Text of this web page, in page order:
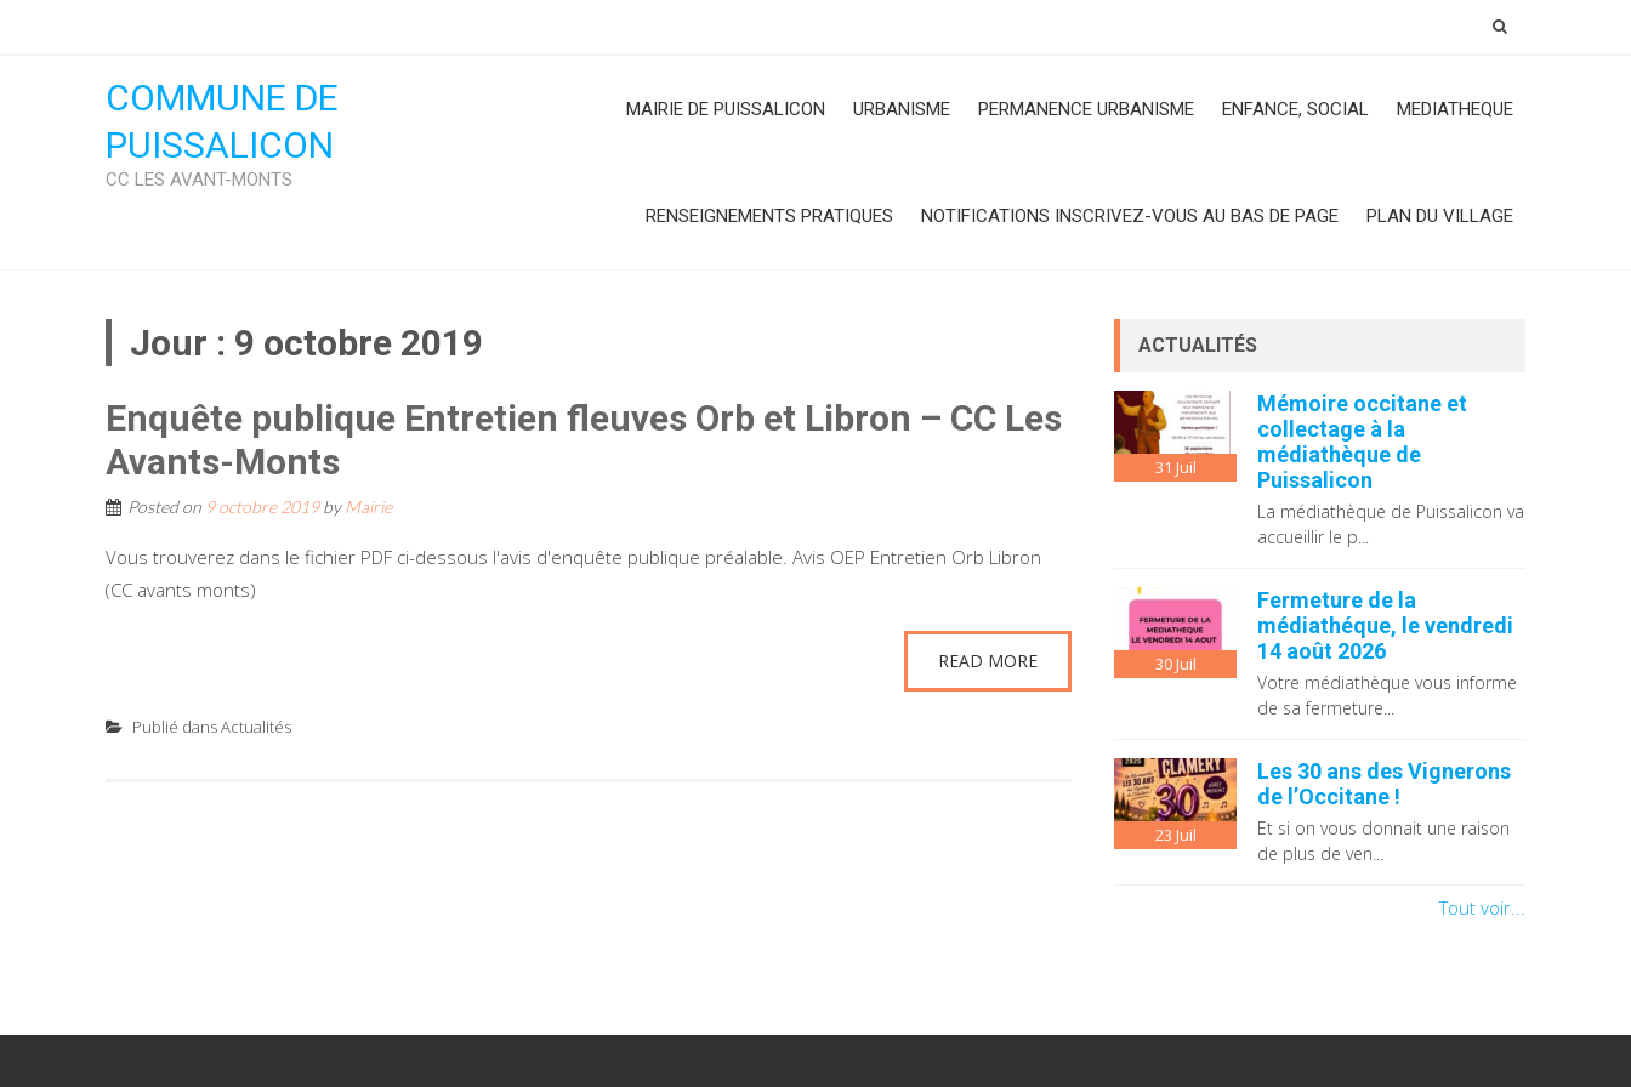
COMMUNE DE
PUISSALICON
CC LES AVANT-MONTS
MAIRIE DE PUISSALICON URBANISME PERMANENCE URBANISME ENFANCE, SOCIAL MEDIATHEQUE
RENSEIGNEMENTS PRATIQUES NOTIFICATIONS INSCRIVEZ-VOUS AU BAS DE PAGE PLAN DU VILLAGE
Jour : 9 octobre 2019
Enquête publique Entretien fleuves Orb et Libron – CC Les
Avants-Monts
Posted on 9 octobre 2019byMairie
Vous trouverez dans le fichier PDF ci-dessous l'avis d'enquête publique préalable. Avis OEP Entretien Orb Libron
(CC avants monts)
READ MORE
Publié dansActualités
ACTUALITÉS
31 Juil
Mémoire occitane et
collectage à la
médiathèque de
Puissalicon
La médiathèque de Puissalicon va
accueillir le p...
30Juil
Fermeture de la
médiathéque, le vendredi
14 août 2026
Votre médiathèque vous informe
de sa fermeture...
23 Juil
Les 30 ans des Vignerons
de l’Occitane !
Et si on vous donnait une raison
de plus de ven...
Tout voir...